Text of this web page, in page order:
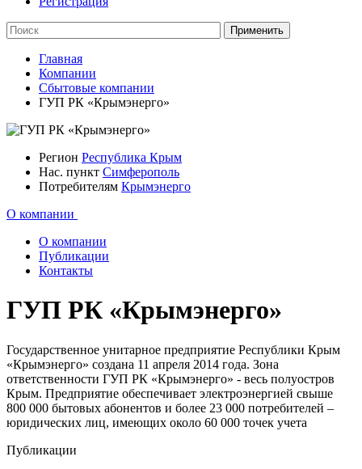
Главная
Компании
Сбытовые компании
ГУП РК «Крымэнерго»
Регион Республика Крым
Нас. пункт Симферополь
Потребителям Крымэнерго
О компании
О компании
Публикации
Контакты
ГУП РК «Крымэнерго»
Государственное унитарное предприятие Республики Крым
«Крымэнерго» создана 11 апреля 2014 года. Зона
ответственности ГУП РК «Крымэнерго» - весь полуостров
Крым. Предприятие обеспечивает электроэнергией свыше
800 000 бытовых абонентов и более 23 000 потребителей –
юридических лиц, имеющих около 60 000 точек учета
Публикации